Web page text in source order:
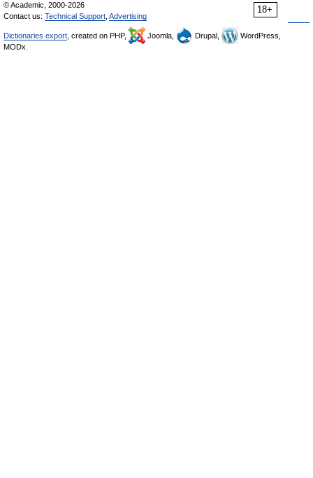
18+
© Academic, 2000-2026
Contact us: Technical Support Advertising
Dictionaries export , created on PHP, Joomla, Drupal,
WordPress,
MODx.